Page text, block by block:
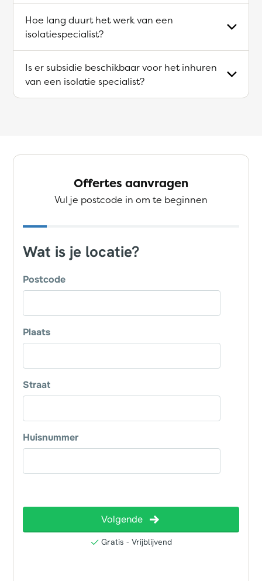
Hoe lang duurt het werk van een
isolatiespecialist?
Is er subsidie beschikbaar voor het inhuren
van een isolatie specialist?
Offertes aanvragen
Vul je postcode in om te beginnen